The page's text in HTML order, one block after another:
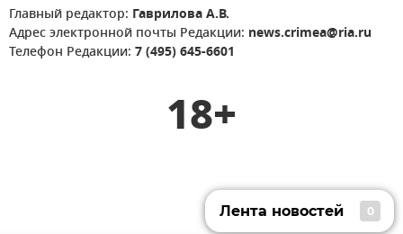
Главный редактор: Гаврилова А.В.
Адрес электронной почты Редакции: news.crimea@ria.ru
Телефон Редакции: 7 (495) 645-6601
18+
Лента новостей 0